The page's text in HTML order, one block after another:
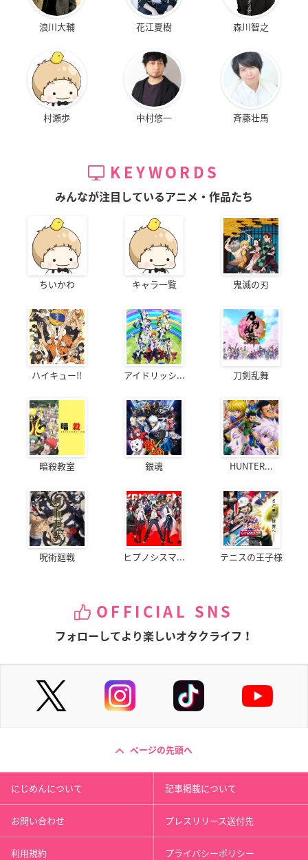
浪川大輔 花江夏樹 森川智之
村瀬歩 中村悠一 斉藤壮馬
KEYWORDS
みんなが注目しているアニメ・作品たち
ちいかわ キャラ一覧 鬼滅の刃
ハイキュー!! アイドリッシ... 刀剣乱舞
暗殺教室 銀魂 HUNTER...
呪術廻戦 ヒプノシスマ... テニスの王子様
OFFICIAL SNS
フォローしてより楽しいオタクライフ！
ページの先頭へ
にじめんについて 記事掲載について
お問い合わせ プレスリリース送付先
利用規約 プライバシーポリシー